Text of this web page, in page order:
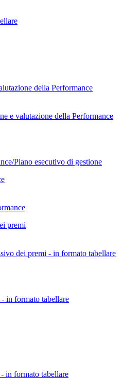
della Performance
e valutazione della Performance
Piano esecutivo di gestione
premi
dei premi - in formato tabellare
in formato tabellare
in formato tabellare